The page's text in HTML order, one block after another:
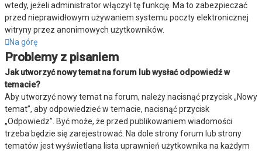
wtedy, jeżeli administrator włączył tę funkcję. Ma to zabezpieczać
przed nieprawidłowym używaniem systemu poczty elektronicznej
witryny przez anonimowych użytkowników.
Na górę
Problemy z pisaniem
Jak utworzyć nowy temat na forum lub wysłać odpowiedź w
temacie?
Aby utworzyć nowy temat na forum, należy nacisnąć przycisk „Nowy
temat”, aby odpowiedzieć w temacie, nacisnąć przycisk
„Odpowiedz”. Być może, że przed publikowaniem wiadomości
trzeba będzie się zarejestrować. Na dole strony forum lub strony
tematów jest wyświetlana lista uprawnień użytkownika na każdym